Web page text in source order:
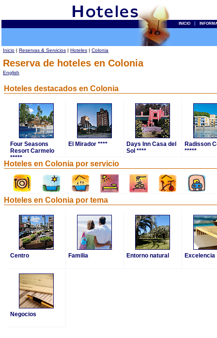
INICIO
Inicio | Reservas & Servicios | Hoteles | Colonia
Reserva de hoteles en Colonia
English
Hoteles destacados en Colonia
Four Seasons
Resort Carmelo
*****
El Mirador ****
Days Inn Casa del
Sol ****
Radisson
*****
Hoteles en Colonia por servicio
Hoteles en Colonia por tema
Centro Familia Entorno natural Excelencia
Negocios